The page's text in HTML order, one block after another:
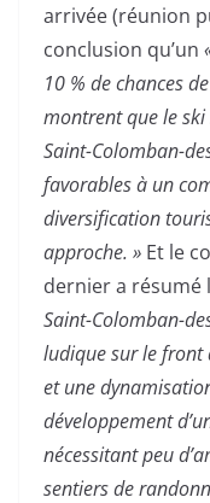
arrivée (réunion
conclusion qu’un
10 % de chances
montrent que le ski
Saint-Colomban-
favorables à un
diversification
approche. » Et le
dernier a résumé
Saint-Colomban-
ludique sur le front
et une
développement
nécessitant peu
sentiers de